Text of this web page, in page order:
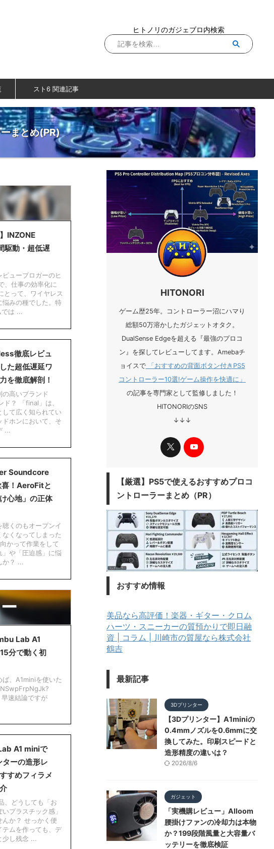
ヒトノリのガジェブロ内検索
スト6 関連記事
まとめ(PR)
INZONE
駆動・超低遅
ューブロガーのヒ
、仕事の効率化に
とって、ワイヤレス
悩みの種でした。特
は ...
徹底レビュ
た超低遅延ワ
を徹底解剖！
高いブランド
ド？ 「final」は、
して広く知られてい
ドホンにおいて、そ
...
Soundcore
！AeroFitと
心地」の正体
聴くのもオープンイ
くなってしまった
かって作業をして
や「圧迫感」に悩
か？ ...
Lab A1
分で動く初
、A1miniを使いた
速結論ですが
A1 miniで
ーの造形レ
すめフィラメ
、どうしても「お
プラスチック感」
んか？ せっかく便
ムを作っても、デ
少し残念 ...
HITONORI
ゲーム歴25年。コントローラー沼にハマり
総額50万溶かしたガジェットオタク。
DualSense Edgeを超える『最強のプロコ
ン』を探してレビューしてます。Amebaチ
ョイスで「おすすめの背面ボタン付きPS5
コントローラー10選!ゲーム操作を快適に」
の記事を専門家として監修しました！
HITONORIのSNS
↓↓↓
​【厳選】PS5で使えるおすすめプロコ
ントローラーまとめ（PR）
おすすめ情報
美品なら高評価！楽器・ギター・クロム
ハーツ・スニーカーの質預かりで即日融
資 | コラム | 川崎市の質屋なら株式会社
鶴吉
最新記事
3Dプリンター
【3Dプリンター】A1miniの
0.4mmノズルを0.6mmに交
換してみた。印刷スピードと
造形精度の違いは？
2026/8/6
ガジェット
「実機購レビュー」Alloom
腰掛けファンの冷却力は本物
か？199段階風量と大容量バ
ッテリーを徹底検証